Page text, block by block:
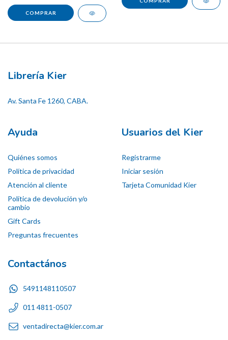
Librería Kier
Av. Santa Fe 1260, CABA.
Ayuda
Quiénes somos
Política de privacidad
Atención al cliente
Política de devolución y/o
cambio
Gift Cards
Preguntas frecuentes
Usuarios del Kier
Registrarme
Iniciar sesión
Tarjeta Comunidad Kier
Contactános
5491148110507
011 4811-0507
ventadirecta@kier.com.ar